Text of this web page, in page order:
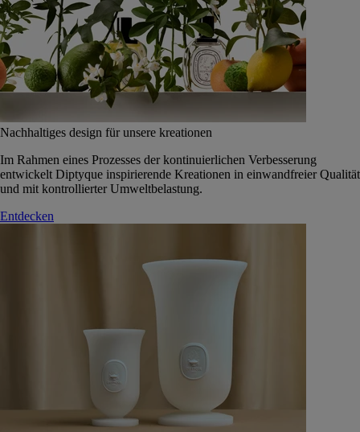
Nachhaltiges design für unsere kreationen
Im Rahmen eines Prozesses der kontinuierlichen Verbesserung
entwickelt Diptyque inspirierende Kreationen in einwandfreier Qualität
und mit kontrollierter Umweltbelastung.
Entdecken